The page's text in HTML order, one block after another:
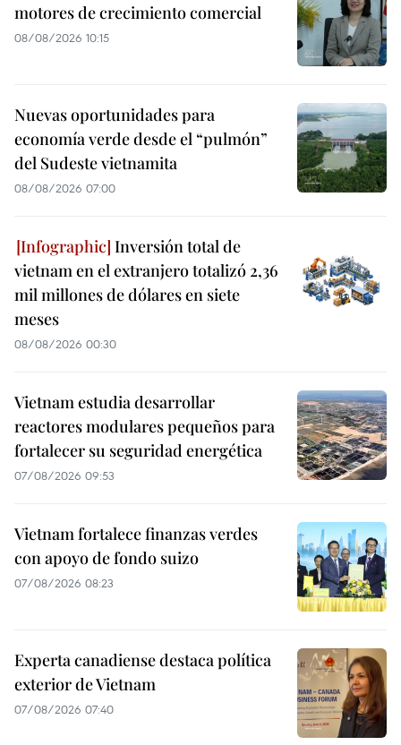
motores de crecimiento comercial
08/08/2026 10:15
Nuevas oportunidades para
economía verde desde el “pulmón”
del Sudeste vietnamita
08/08/2026 07:00
Inversión total de
vietnam en el extranjero totalizó 2,36
mil millones de dólares en siete
meses
08/08/2026 00:30
Vietnam estudia desarrollar
reactores modulares pequeños para
fortalecer su seguridad energética
07/08/2026 09:53
Vietnam fortalece finanzas verdes
con apoyo de fondo suizo
07/08/2026 08:23
Experta canadiense destaca política
exterior de Vietnam
07/08/2026 07:40